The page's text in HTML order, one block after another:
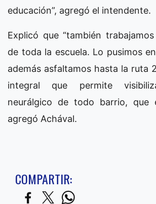
educación”, agregó el intendente.
Explicó que “también
de toda la escuela. Lo pusimos
además asfaltamos hasta la ruta
integral que permite
neurálgico de todo barrio, que
agregó Achával.
COMPARTIR: